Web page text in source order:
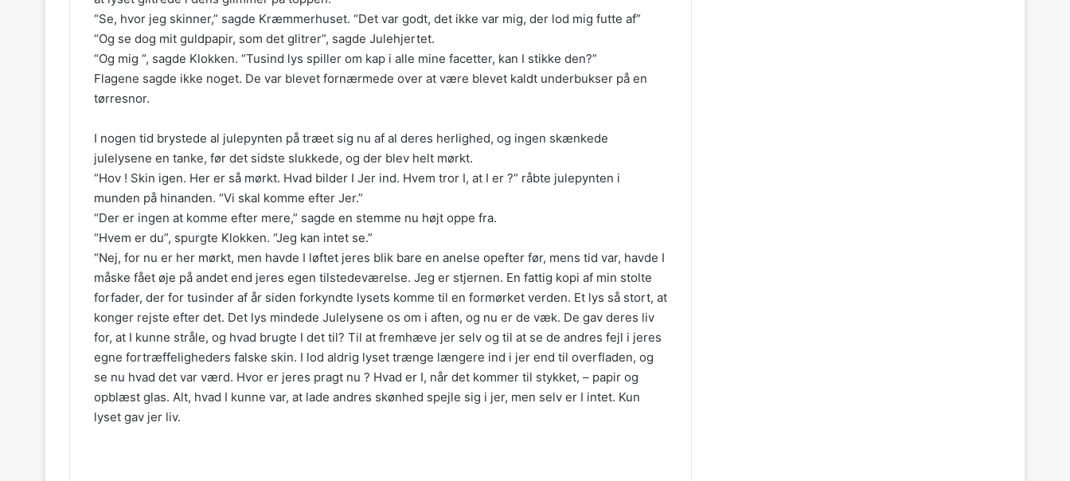
“Se, hvor jeg skinner,” sagde Kræmmerhuset. “Det var godt, det ikke var mig, der lod mig futte af”
“Og se dog mit guldpapir, som det glitrer”, sagde Julehjertet.
“Og mig “, sagde Klokken. “Tusind lys spiller om kap i alle mine facetter, kan I stikke den?”
Flagene sagde ikke noget. De var blevet fornærmede over at være blevet kaldt underbukser på en
tørresnor.
I nogen tid brystede al julepynten på træet sig nu af al deres herlighed, og ingen skænkede
julelysene en tanke, før det sidste slukkede, og der blev helt mørkt.
“Hov ! Skin igen. Her er så mørkt. Hvad bilder I Jer ind. Hvem tror I, at I er ?” råbte julepynten i
munden på hinanden. “Vi skal komme efter Jer.”
“Der er ingen at komme efter mere,” sagde en stemme nu højt oppe fra.
“Hvem er du”, spurgte Klokken. “Jeg kan intet se.”
“Nej, for nu er her mørkt, men havde I løftet jeres blik bare en anelse opefter før, mens tid var, havde I
måske fået øje på andet end jeres egen tilstedeværelse. Jeg er stjernen. En fattig kopi af min stolte
forfader, der for tusinder af år siden forkyndte lysets komme til en formørket verden. Et lys så stort, at
konger rejste efter det. Det lys mindede Julelysene os om i aften, og nu er de væk. De gav deres liv
for, at I kunne stråle, og hvad brugte I det til? Til at fremhæve jer selv og til at se de andres fejl i jeres
egne fortræffeligheders falske skin. I lod aldrig lyset trænge længere ind i jer end til overfladen, og
se nu hvad det var værd. Hvor er jeres pragt nu ? Hvad er I, når det kommer til stykket, – papir og
opblæst glas. Alt, hvad I kunne var, at lade andres skønhed spejle sig i jer, men selv er I intet. Kun
lyset gav jer liv.